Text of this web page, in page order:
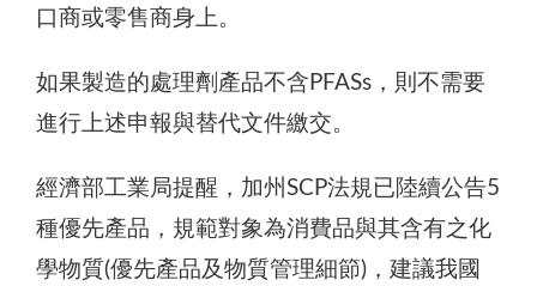
口商或零售商身上。
如果製造的處理劑產品不含PFASs，則不需要
進行上述申報與替代文件繳交。
經濟部工業局提醒，加州SCP法規已陸續公告5
種優先產品，規範對象為消費品與其含有之化
學物質(優先產品及物質管理細節)，建議我國